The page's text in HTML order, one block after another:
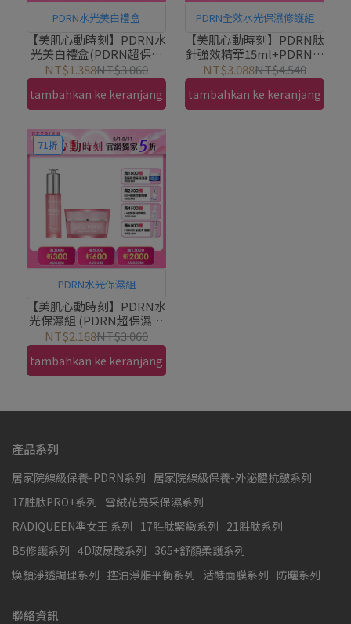
PDRN水光美白禮盒
【美肌心動時刻】PDRN水
光美白禮盒(PDRN超保濕
水光精華30ml贈VC美白乳)
｜PEZRI派翠胜肽保養專
家
NT$1.388NT$3.060
tambahkan ke keranjang
PDRN全效水光保濕修護組
【美肌心動時刻】PDRN肽
針強效精華15ml+PDRN超
保濕水光精華30ml+PDRN
超保濕水光乳霜50g｜
PEZRI派翠胜肽保養專家
NT$3.088NT$4.540
tambahkan ke keranjang
71折
PDRN水光保濕組
【美肌心動時刻】PDRN水
光保濕組 (PDRN超保濕水
光精華30ml+PDRN超保濕
水光乳霜50g)｜PEZRI派
翠胜肽保養專家
NT$2.168NT$3.060
tambahkan ke keranjang
產品系列
居家院線級保養-PDRN系列 居家院線級保養-外泌體抗皺系列
17胜肽PRO+系列 雪絨花亮采保濕系列
RADIQUEEN準女王 系列 17胜肽緊緻系列 21胜肽系列
B5修護系列 4D玻尿酸系列 365+舒顏柔護系列
煥顏淨透調理系列 控油淨脂平衡系列 活酵面膜系列 防曬系列
聯絡資訊